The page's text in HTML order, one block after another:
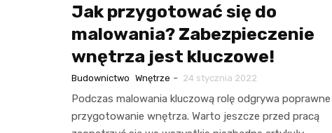
Jak przygotować się do
malowania? Zabezpieczenie
wnętrza jest kluczowe!
Budownictwo Wnętrze - 24 stycznia 2022
Podczas malowania kluczową rolę odgrywa poprawne
przygotowanie wnętrza. Warto jeszcze przed pracą